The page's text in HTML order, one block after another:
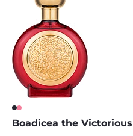
Boadicea the Victorious